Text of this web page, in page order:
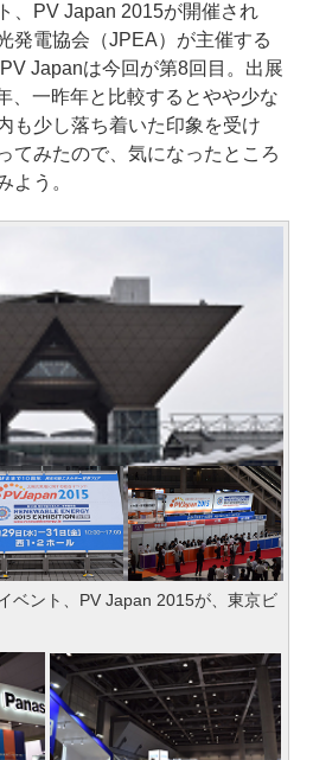
、PV Japan 2015が開催され
発電協会（JPEA）が主催する
Japanは今回が第8回目。出展
、一昨年と比較するとやや少な
も少し落ち着いた印象を受け
てみたので、気になったところ
よう。
ベント、PV Japan 2015が、東京ビ